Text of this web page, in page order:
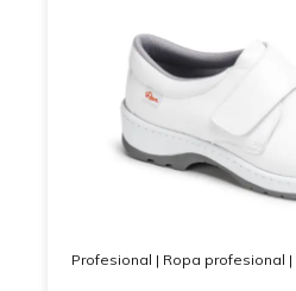
Profesional | Ropa profesional |